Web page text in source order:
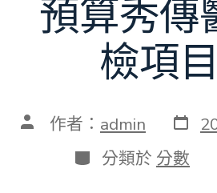
預算秀傳
檢項
文 作者： admin 發
表
日
期
分
類
分類於 分數